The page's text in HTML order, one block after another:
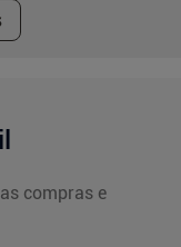
compras e